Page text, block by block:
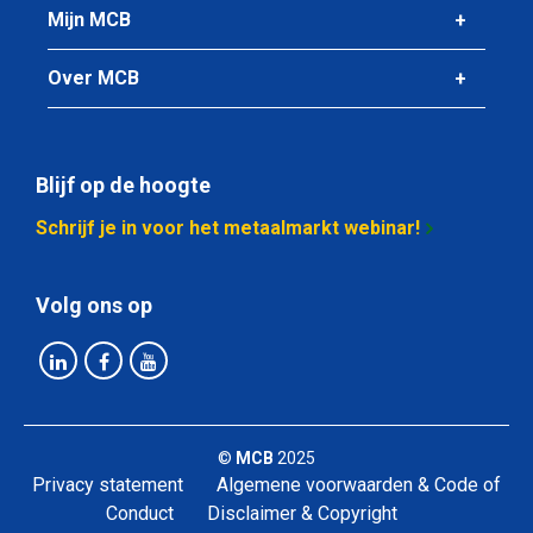
Bruto prijs
Selecteer
Artikelnummer
Warmgewalste plaat S235JR 4000x2000x15 onbezoomd
Stuks gewicht in kg
Bruto prijs
Selecteer
Artikelnummer
Omschrijving
Warmgewalste plaat S235JR 6000x2000x15
Stuks gewicht in kg
Mijn MCB
Over MCB
Blijf op de hoogte
Schrijf je in voor het metaalmarkt webinar!
Volg ons op
© MCB 2025
Privacy statement
Algemene voorwaarden & Code of
Conduct
Disclaimer & Copyright